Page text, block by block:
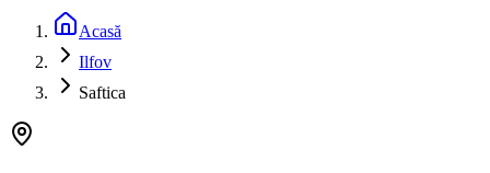
Acasă
Ilfov
Saftica